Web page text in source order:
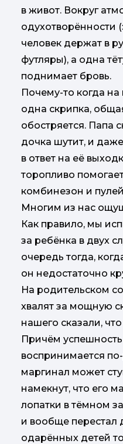
в живот. Вокруг
одухотворённости
человек держат в
футляры), а одна
поднимает бровь.
Почему-то когда на
одна скрипка,
обостряется. Папа
дочка шутит, и
в ответ на её
торопливо
комбинезон и
Многим из нас
Как правило, мы
за ребёнка в двух
очередь тогда,
он недостаточно
На родительском
хвалят за мощную
нашего сказали,
Причём
воспринимается
маргинал может
намекнут, что его
лопатки в тёмном
и вообще перестал
одарённых детей